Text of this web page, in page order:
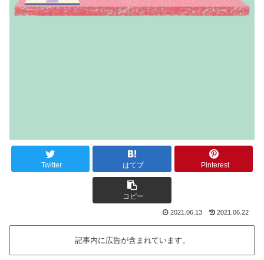
Twitter はてブ Pinterest
コピー
2021.06.13 2021.06.22
記事内に広告が含まれています。